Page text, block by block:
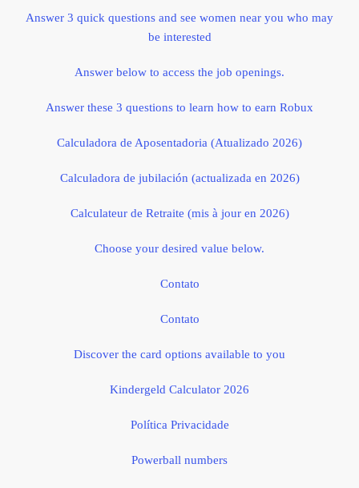
Answer 3 quick questions and see women near you who may
be interested
Answer below to access the job openings.
Answer these 3 questions to learn how to earn Robux
Calculadora de Aposentadoria (Atualizado 2026)
Calculadora de jubilación (actualizada en 2026)
Calculateur de Retraite (mis à jour en 2026)
Choose your desired value below.
Contato
Contato
Discover the card options available to you
Kindergeld Calculator 2026
Política Privacidade
Powerball numbers